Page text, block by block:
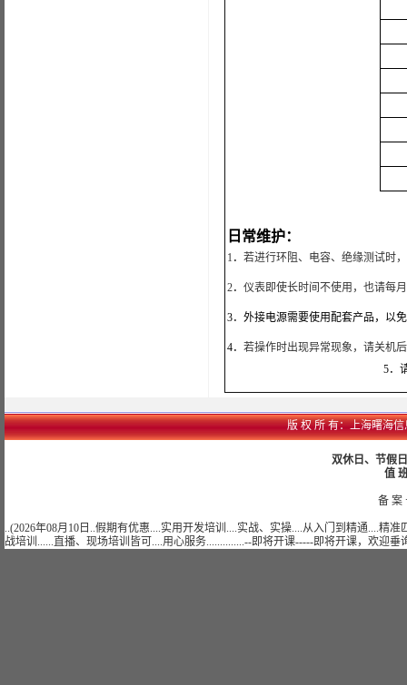
日常维护：
1 ． 若进行环阻、电容、绝缘测试时
2． 仪表即使长时间不使用， 也请每
3．外接电源需要使用配套产品，以
4． 若操作时出现异常现象，请关机
5．
版 权 所 有：上海曙海信
双休日、节假
值
备 案
..(2026年08月10日..假期有优惠....实用开发培训....实战、实操....从入门到精通....精
战培训......直播、现场培训皆可....用心服务..............--即将开课-----即将开课，欢迎垂询